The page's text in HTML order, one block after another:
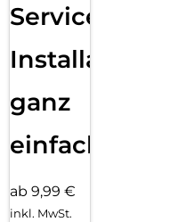
Services
Installation
ganz
einfach
ab 9,99 €
inkl. MwSt.